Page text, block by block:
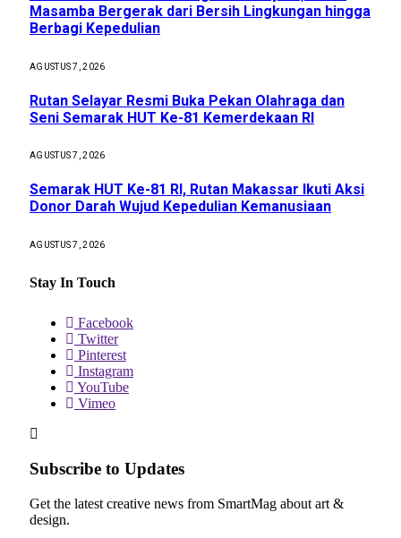
Masamba Bergerak dari Bersih Lingkungan hingga
Berbagi Kepedulian
AGUSTUS 7, 2026
Rutan Selayar Resmi Buka Pekan Olahraga dan
Seni Semarak HUT Ke-81 Kemerdekaan RI
AGUSTUS 7, 2026
Semarak HUT Ke-81 RI, Rutan Makassar Ikuti Aksi
Donor Darah Wujud Kepedulian Kemanusiaan
AGUSTUS 7, 2026
Stay In Touch
Facebook
Twitter
Pinterest
Instagram
YouTube
Vimeo
Subscribe to Updates
Get the latest creative news from SmartMag about art &
design.